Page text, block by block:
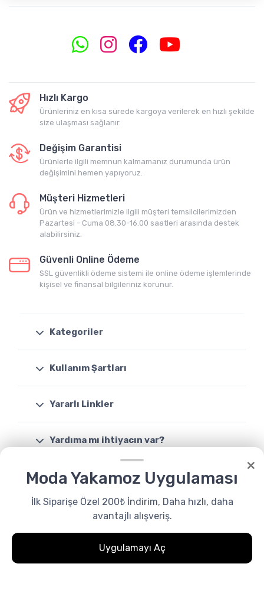
×
Moda Yakamoz Uygulaması
İlk Siparişe Özel 200₺ İndirim, Daha hızlı, daha
avantajlı alışveriş.
Uygulamayı Aç
Hızlı Kargo
Ürünleriniz en kısa sürede kargoya verilerek en hızlı şekilde
size ulaşması sağlanır.
Değişim Garantisi
Ürünlerle ilgili memnun kalmamanız durumunda ürün
değişimini hemen yapıyoruz.
Müşteri Hizmetleri
Ürün ve hizmetlerimizle ilgili müşteri temsilcilerimizden
Pazartesi - Cuma 08.30-16.00 saatleri arasında destek
alabilirsiniz.
Güvenli Online Ödeme
SSL güvenlikli ödeme sistemi ile online ödeme işlemlerinde
kişisel ve finansal bilgileriniz korunur.
Kategoriler
Kullanım Şartları
Yararlı Linkler
Yardıma mı ihtiyacın var?
Destek 08503088046
Whatsapp Favoriler Menu 0.00₺